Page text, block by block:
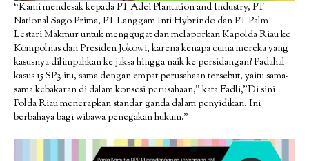
“Kami mendesak kepada PT Adei Plantation and Industry, PT
National Sago Prima, PT Langgam Inti Hybrindo dan PT Palm
Lestari Makmur untuk menggugat dan melaporkan Kapolda Riau ke
Kompolnas dan Presiden Jokowi, karena kenapa cuma mereka yang
kasusnya dilimpahkan ke jaksa hingga naik ke persidangan? Padahal
kasus 15 SP3 itu, sama dengan empat perusahaan tersebut, yaitu sama-
sama kebakaran di dalam konsesi perusahaan,” kata Fadli,”Di sini
Polda Riau menerapkan standar ganda dalam penyidikan. Ini
berbahaya bagi wibawa penegakan hukum.”